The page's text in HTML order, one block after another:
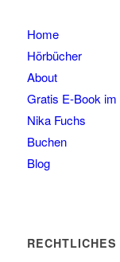
Home
Hörbücher
About
Gratis E-Book
Nika Fuchs
Buchen
Blog
RECHTLICHES